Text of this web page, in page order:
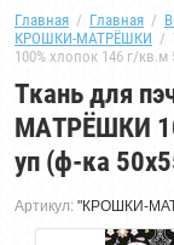
Главная
  /
Главная
  /
КРОШКИ-МАТРЁШКИ
100% хлопок 146 г/
Ткань для
МАТРЁШКИ
уп (ф-ка
Артикул: "КРОШКИ-